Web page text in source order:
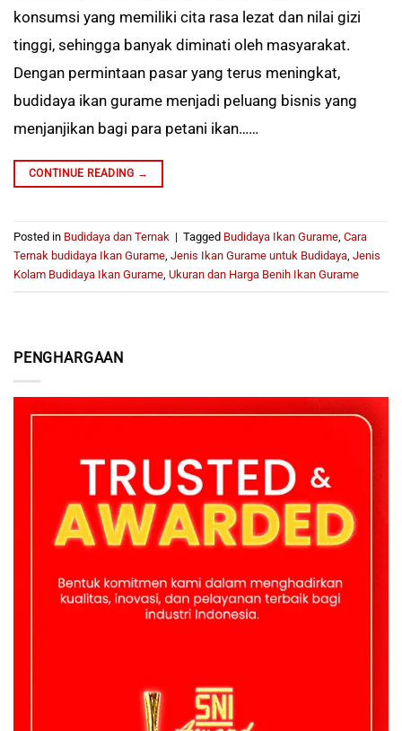
PENGHARGAAN
konsumsi yang memiliki cita rasa lezat dan nilai gizi
tinggi, sehingga banyak diminati oleh masyarakat.
Dengan permintaan pasar yang terus meningkat,
budidaya ikan gurame menjadi peluang bisnis yang
menjanjikan bagi para petani ikan……
CONTINUE READING →
Posted in Budidaya dan Ternak | Tagged Budidaya Ikan Gurame, Cara
Ternak budidaya Ikan Gurame, Jenis Ikan Gurame untuk Budidaya, Jenis
Kolam Budidaya Ikan Gurame, Ukuran dan Harga Benih Ikan Gurame